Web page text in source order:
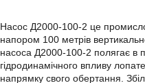
Насос Д2000-100-2 це
напором 100 метрів
насоса Д2000-100-2 полягає в
гідродинамічного впливу
напрямку свого обертання.